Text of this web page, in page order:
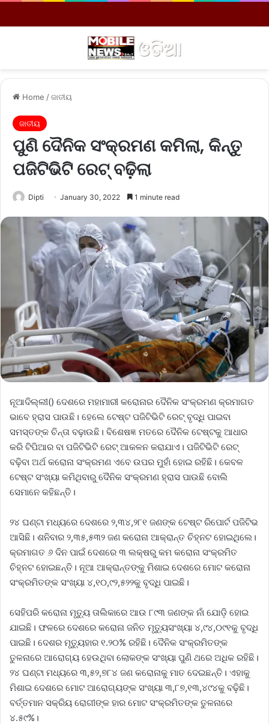
Home /ଜାତୀୟ
ଜାତୀୟ
ପୁଣି ଦୈନିକ ସଂକ୍ରମଣ କମିଲା, କିନ୍ତୁ
ପଜିଟିଭିଟି ରେଟ୍‌ ବଢ଼ିଲା
Dipti January 30, 2022 1 minute read
ନୂଆଦିଲ୍ଲୀ() ଦେଶରେ ମହାମାରୀ କରୋନାର ଦୈନିକ ସଂକ୍ରମଣ କ୍ରମାଗତ
ଭାବେ ହ୍ରାସ ପାଉଛି। ହେଲେ ଟେଷ୍ଟ ପଜିଟିଭିଟି ରେଟ୍‌ ବୃଦ୍ଧି ପାଇବା
ସମସ୍ତଙ୍କ ଚିନ୍ତା ବଢ଼ାଉଛି। ବିଶେଷଜ୍ଞ ମତରେ ଦୈନିକ ଟେଷ୍ଟକୁ ଆଧାର
କରି ଟିପିଆର ବା ପଜିଟିଭିଟି ରେଟ୍‌ ଆକଳନ କରାଯାଏ। ପଜିଟିଭିଟି ରେଟ୍‌
ବଢ଼ିବା ଅର୍ଥ କରୋନା ସଂକ୍ରମଣ ଏବେ ଉପର ମୁହାଁ ହୋଇ ରହିଛି। କେବଳ
ଟେଷ୍ଟ ସଂଖ୍ୟା କମିଥିବାରୁ ଦୈନିକ ସଂକ୍ରମଣ ହ୍ରାସ ପାଉଛି ବୋଲି
ସେମାନେ କହିଛନ୍ତି।
୨୪ ଘଣ୍ଟା ମଧ୍ୟରେ ଦେଶରେ ୨,୩୪,୨୮୧ ଜଣଙ୍କ ଟେଷ୍ଟ ରିପୋର୍ଟ ପଜିଟିଭ
ଆସିଛି। ଶନିବାର ୨,୩୫,୫୩୨ ଜଣ କରୋନା ଆକ୍ରାନ୍ତ ଚିହ୍ନଟ ହୋଇଥିଲେ।
କ୍ରମାଗତ ୬ ଦିନ ପାଇଁ ଦେଶରେ ୩ ଲକ୍ଷରୁ କମ କରୋନା ସଂକ୍ରମିତ
ଚିହ୍ନଟ ହୋଇଛନ୍ତି। ନୂଆ ଆକ୍ରାନ୍ତଙ୍କୁ ମିଶାଇ ଦେଶରେ ମୋଟ କରୋନା
ସଂକ୍ରମିତଙ୍କ ସଂଖ୍ୟା ୪,୧୦,୯୨,୫୨୨କୁ ବୃଦ୍ଧି ପାଇଛି।
ସେହିପରି କରୋନା ମୃତ୍ୟୁ ତାଲିକାରେ ଆଉ ୮୯୩ ଜଣଙ୍କ ନାଁ ଯୋଡ଼ି ହୋଇ
ଯାଇଛି। ଫଳରେ ଦେଶରେ କରୋନା ଜନିତ ମୃତ୍ୟୁସଂଖ୍ୟା ୪,୯୪,୦୯୧କୁ ବୃଦ୍ଧି
ପାଇଛି। ଦେଶର ମୃତ୍ୟୁହାର ୧.୨୦% ରହିଛି। ଦୈନିକ ସଂକ୍ରମିତଙ୍କ
ତୁଳନାରେ ଆରୋଗ୍ୟ ହେଉଥିବା ଲୋକଙ୍କ ସଂଖ୍ୟା ପୁଣି ଥରେ ଅଧିକ ରହିଛି।
୨୪ ଘଣ୍ଟା ମଧ୍ୟରେ ୩,୫୨,୭୮୪ ଜଣ କରୋନାକୁ ମାତ ଦେଇଛନ୍ତି। ଏହାକୁ
ମିଶାଇ ଦେଶରେ ମୋଟ ଆରୋଗ୍ୟଙ୍କ ସଂଖ୍ୟା ୩,୮୭,୧୩,୪୯୪କୁ ବଢ଼ିଛି।
ବର୍ତ୍ତମାନ ସକ୍ରିୟ ରୋଗୀଙ୍କ ହାର ମୋଟ ସଂକ୍ରମିତଙ୍କ ତୁଳନାରେ
୪.୫୯%।